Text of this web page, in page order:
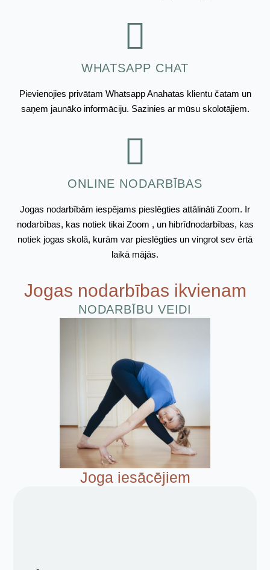
WHATSAPP CHAT
Pievienojies privātam Whatsapp Anahatas klientu čatam un
saņem jaunāko informāciju. Sazinies ar mūsu skolotājiem.
ONLINE NODARBĪBAS
Jogas nodarbībām iespējams pieslēgties attālināti Zoom. Ir
nodarbības, kas notiek tikai Zoom , un hibrīdnodarbības, kas
notiek jogas skolā, kurām var pieslēgties un vingrot sev ērtā
laikā mājās.
Jogas nodarbības ikvienam
NODARBĪBU VEIDI
Joga iesācējiem